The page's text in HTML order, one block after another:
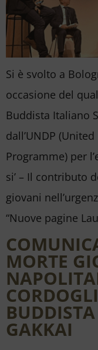
Si è svolto a
occasione del
Buddista Italiano
dall’UNDP
Programme) per
si’ – Il contributo
giovani
“Nuove pagine
MORTE
GAKKAI